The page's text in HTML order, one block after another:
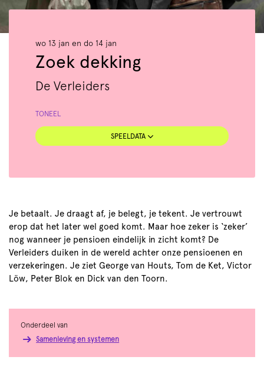
Zoek dekking
De Verleiders
wo 13 jan en do 14 jan
TONEEL
SPEELDATA
Je betaalt. Je draagt af, je belegt, je tekent. Je vertrouwt
erop dat het later wel goed komt. Maar hoe zeker is ‘zeker’
nog wanneer je pensioen eindelijk in zicht komt? De
Verleiders duiken in de wereld achter onze pensioenen en
verzekeringen. Je ziet George van Houts, Tom de Ket, Victor
Löw, Peter Blok en Dick van den Toorn.
Onderdeel van
Samenleving en systemen